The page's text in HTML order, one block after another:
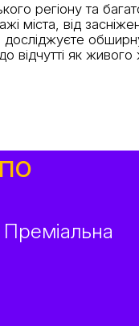
регіону та
міста, від
як
Преміальна